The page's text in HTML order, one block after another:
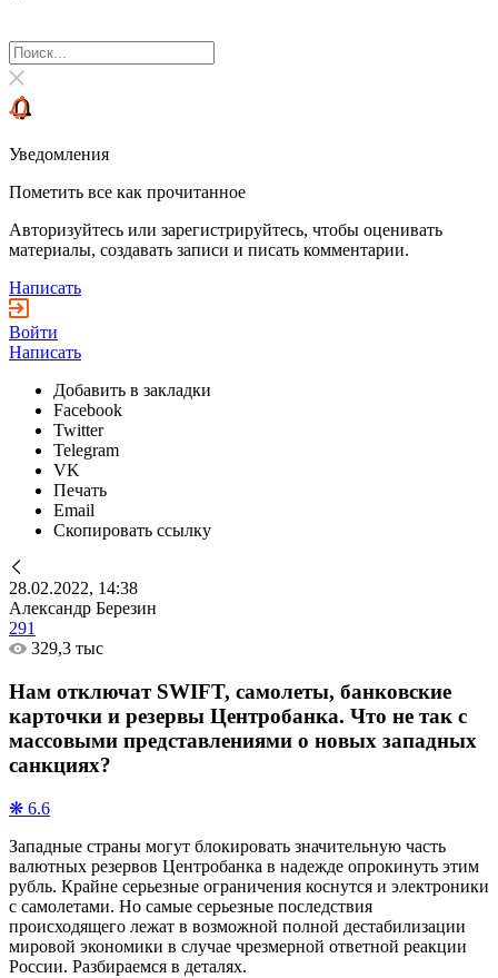
Уведомления
Пометить все как прочитанное
Авторизуйтесь или зарегистрируйтесь, чтобы оценивать
материалы, создавать записи и писать комментарии.
Написать
Войти
Написать
Добавить в закладки
Facebook
Twitter
Telegram
VK
Печать
Email
Скопировать ссылку
28.02.2022, 14:38
Александр Березин
291
329,3 тыс
Нам отключат SWIFT, самолеты, банковские
карточки и резервы Центробанка. Что не так с
массовыми представлениями о новых западных
санкциях?
❋ 6.6
Западные страны могут блокировать значительную часть
валютных резервов Центробанка в надежде опрокинуть этим
рубль. Крайне серьезные ограничения коснутся и электроники
с самолетами. Но самые серьезные последствия
происходящего лежат в возможной полной дестабилизации
мировой экономики в случае чрезмерной ответной реакции
России. Разбираемся в деталях.